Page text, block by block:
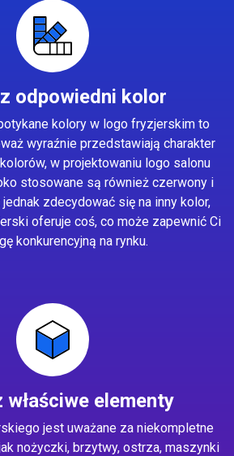
odpowiedni kolor
kolory w logo fryzjerskim to
wyraźnie przedstawiają charakter
w projektowaniu logo salonu
stosowane są również czerwony i
zdecydować się na inny kolor,
oferuje coś, co może zapewnić Ci
konkurencyjną na rynku.
właściwe elementy
jest uważane za niekompletne
nożyczki, brzytwy, ostrza, maszynki